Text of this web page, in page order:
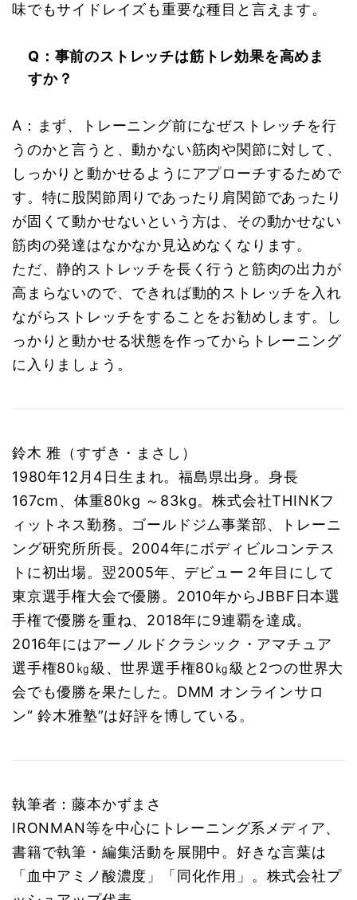
味でもサイドレイズも重要な種目と言えます。
Q：事前のストレッチは筋トレ効果を高めま
すか？
A：まず、トレーニング前になぜストレッチを行
うのかと言うと、動かない筋肉や関節に対して、
しっかりと動かせるようにアプローチするためで
す。特に股関節周りであったり肩関節であったり
が固くて動かせないという方は、その動かせない
筋肉の発達はなかなか見込めなくなります。
ただ、静的ストレッチを長く行うと筋肉の出力が
高まらないので、できれば動的ストレッチを入れ
ながらストレッチをすることをお勧めします。し
っかりと動かせる状態を作ってからトレーニング
に入りましょう。
鈴木 雅（すずき・まさし）
1980年12月4日生まれ。福島県出身。身長
167cm、体重80kg ～83kg。株式会社THINKフ
ィットネス勤務。ゴールドジム事業部、トレーニ
ング研究所所長。2004年にボディビルコンテス
トに初出場。翌2005年、デビュー２年目にして
東京選手権大会で優勝。2010年からJBBF日本選
手権で優勝を重ね、2018年に9連覇を達成。
2016年にはアーノルドクラシック・アマチュア
選手権80㎏級、世界選手権80㎏級と2つの世界大
会でも優勝を果たした。DMM オンラインサロ
ン“ 鈴木雅塾”は好評を博している。
執筆者：藤本かずまさ
IRONMAN等を中心にトレーニング系メディア、
書籍で執筆・編集活動を展開中。好きな言葉は
「血中アミノ酸濃度」「同化作用」。株式会社プ